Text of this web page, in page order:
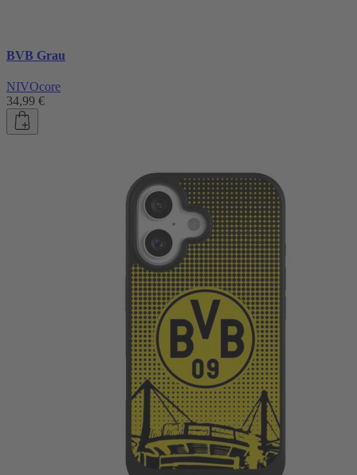
BVB Grau
NIVOcore
34,99 €